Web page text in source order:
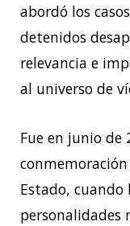
abordó los
detenidos
relevancia e
al universo de
Fue en junio de
Estado, cuando
personalidades